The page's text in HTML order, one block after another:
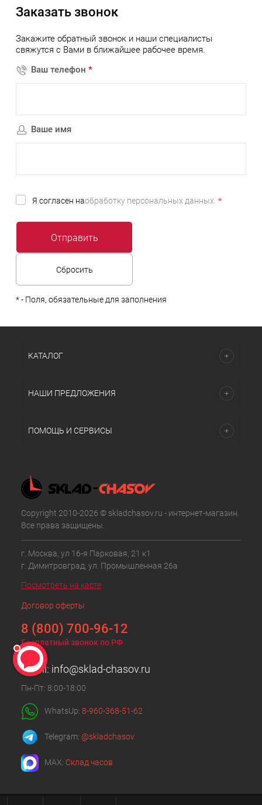
Заказать звонок
Закажите обратный звонок и наши специалисты
свяжутся с Вами в ближайшее рабочее время.
Ваш телефон *
Ваше имя
Я согласен наобработку персональных данных. *
*- Поля, обязательные для заполнения
КАТАЛОГ
НАШИ ПРЕДЛОЖЕНИЯ
ПОМОЩЬ И СЕРВИСЫ
Copyright 2010-2026 © skladchasov.ru - интернет-магазин.
Все права защищены.
г. Москва, ул 16-я Парковая, 21 к1
г. Димитровград, ул. Промышленная 26а
Посмотреть на карте
Договор оферты
8 (800) 700-96-12
Бесплатный звонок по РФ
Email: info@sklad-chasov.ru
Пн-Пт: 8:00-18:00
WhatsUp: 8-960-368-51-62
Telegram: @skladchasov
MAX: Склад часов